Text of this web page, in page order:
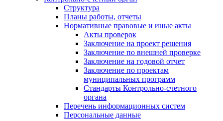
Структура
Планы работы, отчеты
Нормативные правовые и иные акты
Акты проверок
Заключение на проект решения
Заключение по внешней проверке
Заключение на годовой отчет
Заключение по проектам
муниципальных программ
Стандарты Контрольно-счетного
органа
Перечень информационных систем
Персональные данные